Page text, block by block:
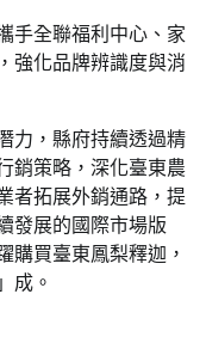
手全聯福利中心、家
強化品牌辨識度與消
力，縣府持續透過精
銷策略，深化臺東農
者拓展外銷通路，提
發展的國際市場版
購買臺東鳳梨釋迦，
成。